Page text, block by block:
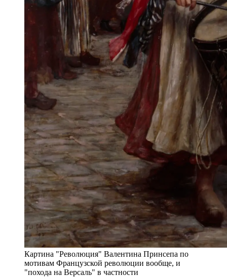
Картина "Революция" Валентина Принсепа по
мотивам Французской революции вообще, и
"похода на Версаль" в частности